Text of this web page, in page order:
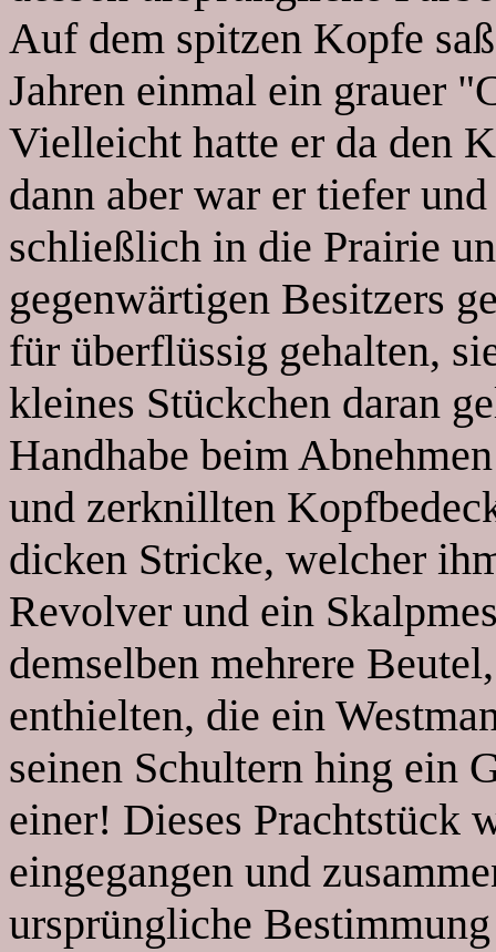
Auf dem spitzen Kopfe
Jahren einmal ein grauer
Vielleicht hatte er da den
dann aber war er tiefer
schließlich in die Prairie
gegenwärtigen Besitzers
für überflüssig gehalten,
kleines Stückchen daran
Handhabe beim
und zerknillten
dicken Stricke, welcher
Revolver und ein
demselben mehrere
enthielten, die ein
seinen Schultern hing ein
einer! Dieses Prachtstück
eingegangen und
ursprüngliche